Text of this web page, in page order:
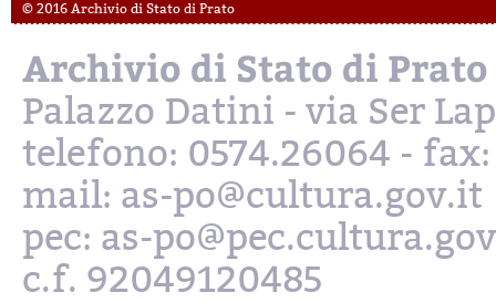
© 2016 Archivio di Stato di Prato
Archivio di Stato di Prato
Palazzo Datini - via Ser
telefono: 0574.26064 - fax:
mail: as-po@cultura.gov.it
pec: as-
c.f. 92049120485